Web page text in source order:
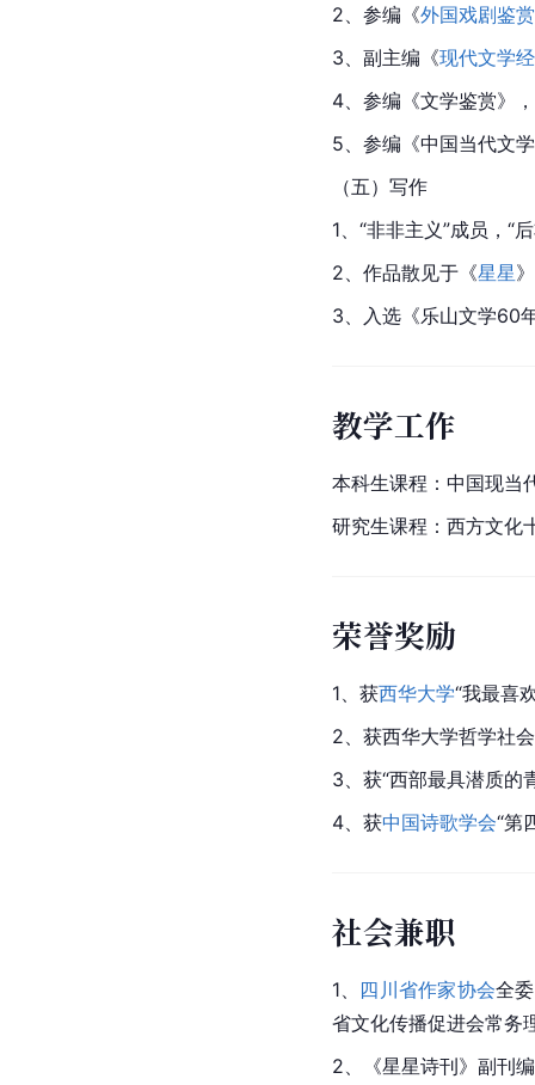
2、参编《外国戏剧鉴
3、副主编《现代文学
4、参编《文学鉴赏》，
5、参编《中国当代文
（五）写作
1、“非非主义”成员，“
2、作品散见于《星星
3、入选《乐山文学60
教学工作
本科生课程：中国现当
研究生课程：西方文化
荣誉奖励
1、获西华大学“我最喜
2、获西华大学哲学社
3、获“西部最具潜质的
4、获中国诗歌学会“第
社会兼职
1、 四川省作家协会全
省文化传播促进会常务
2、《星星诗刊》副刊